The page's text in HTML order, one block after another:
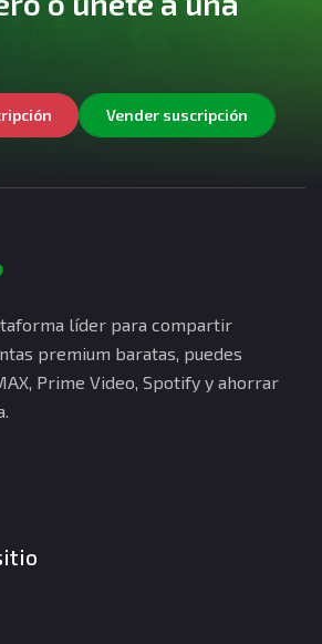
Vender suscripción
líder para compartir
premium baratas, puedes
Prime Video, Spotify y ahorrar